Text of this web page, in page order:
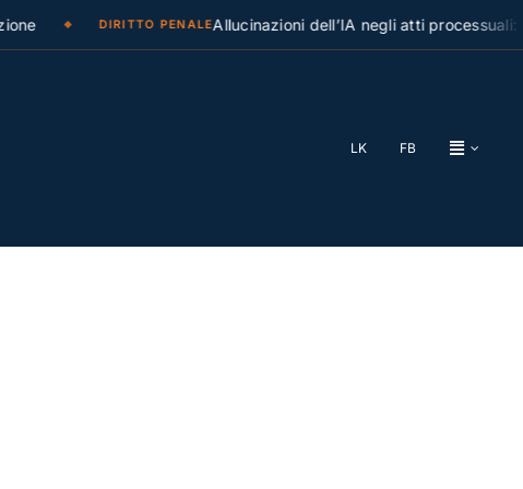
DIRITTO PENALEAllucinazioni dell’IA negli atti processuali: la
LK FB